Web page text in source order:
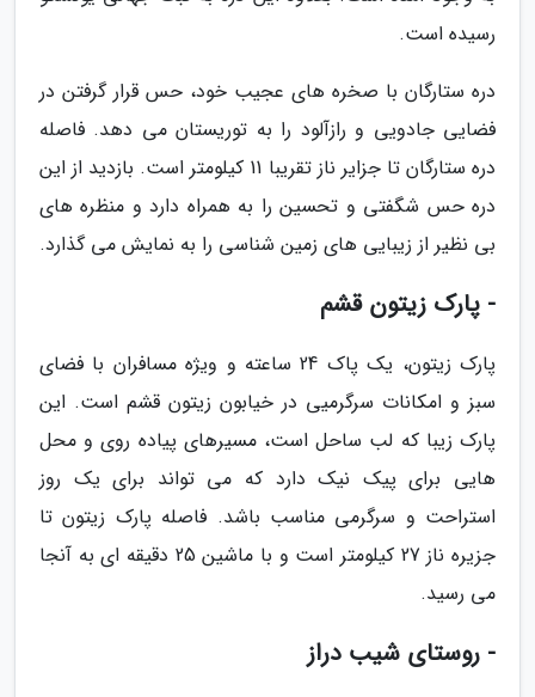
رسیده است.
دره ستارگان با صخره های عجیب خود، حس قرار گرفتن در
فضایی جادویی و رازآلود را به توریستان می دهد. فاصله
دره ستارگان تا جزایر ناز تقریبا 11 کیلومتر است. بازدید از این
دره حس شگفتی و تحسین را به همراه دارد و منظره های
بی نظیر از زیبایی های زمین شناسی را به نمایش می گذارد.
- پارک زیتون قشم
پارک زیتون، یک پاک 24 ساعته و ویژه مسافران با فضای
سبز و امکانات سرگرمیی در خیابون زیتون قشم است. این
پارک زیبا که لب ساحل است، مسیرهای پیاده روی و محل
هایی برای پیک نیک دارد که می تواند برای یک روز
استراحت و سرگرمی مناسب باشد. فاصله پارک زیتون تا
جزیره ناز 27 کیلومتر است و با ماشین 25 دقیقه ای به آنجا
می رسید.
- روستای شیب دراز